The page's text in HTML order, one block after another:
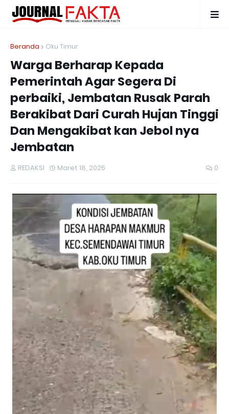
Beranda Oku Timur
Warga Berharap Kepada
Pemerintah Agar Segera Di
perbaiki, Jembatan Rusak Parah
Berakibat Dari Curah Hujan Tinggi
Dan Mengakibat kan Jebol nya
Jembatan
REDAKSI Maret 18, 2025 0